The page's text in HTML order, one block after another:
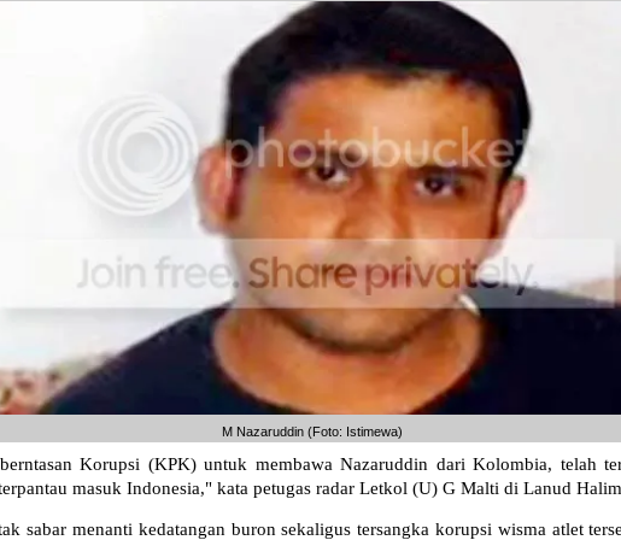
M Nazaruddin (Foto: Istimewa)
Korupsi (KPK) untuk membawa Nazaruddin dari Kolombia, telah
masuk Indonesia," kata petugas radar Letkol (U) G Malti di Lanud
sabar menanti kedatangan buron sekaligus tersangka korupsi wisma atlet